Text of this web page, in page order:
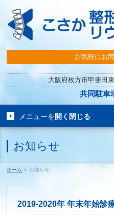
お気軽にお
大阪府枚方市甲斐田
共同駐車
メニューを開く 閉じる
お知らせ
ホーム » お知らせ
2019-2020年 年末年始診